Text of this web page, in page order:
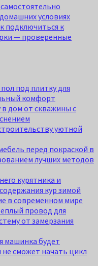
условиях
подключиться к
— проверенные
под плитку для
комфорт
дом от скважины с
уютной
перед покраской в
лучших методов
курятника и
кур зимой
в современном мире
провод для
от замерзания
машинка будет
сможет начать цикл